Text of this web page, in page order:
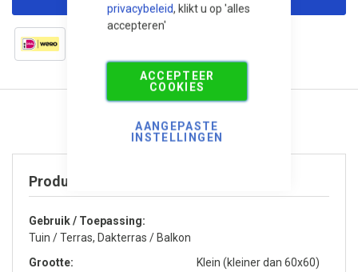
privacybeleid, klikt u op 'alles
accepteren'
ACCEPTEER
COOKIES
AANGEPASTE
INSTELLINGEN
Product specificaties
Gebruik / Toepassing
Tuin / Terras, Dakterras / Balkon
Grootte
Klein (kleiner dan 60x60)